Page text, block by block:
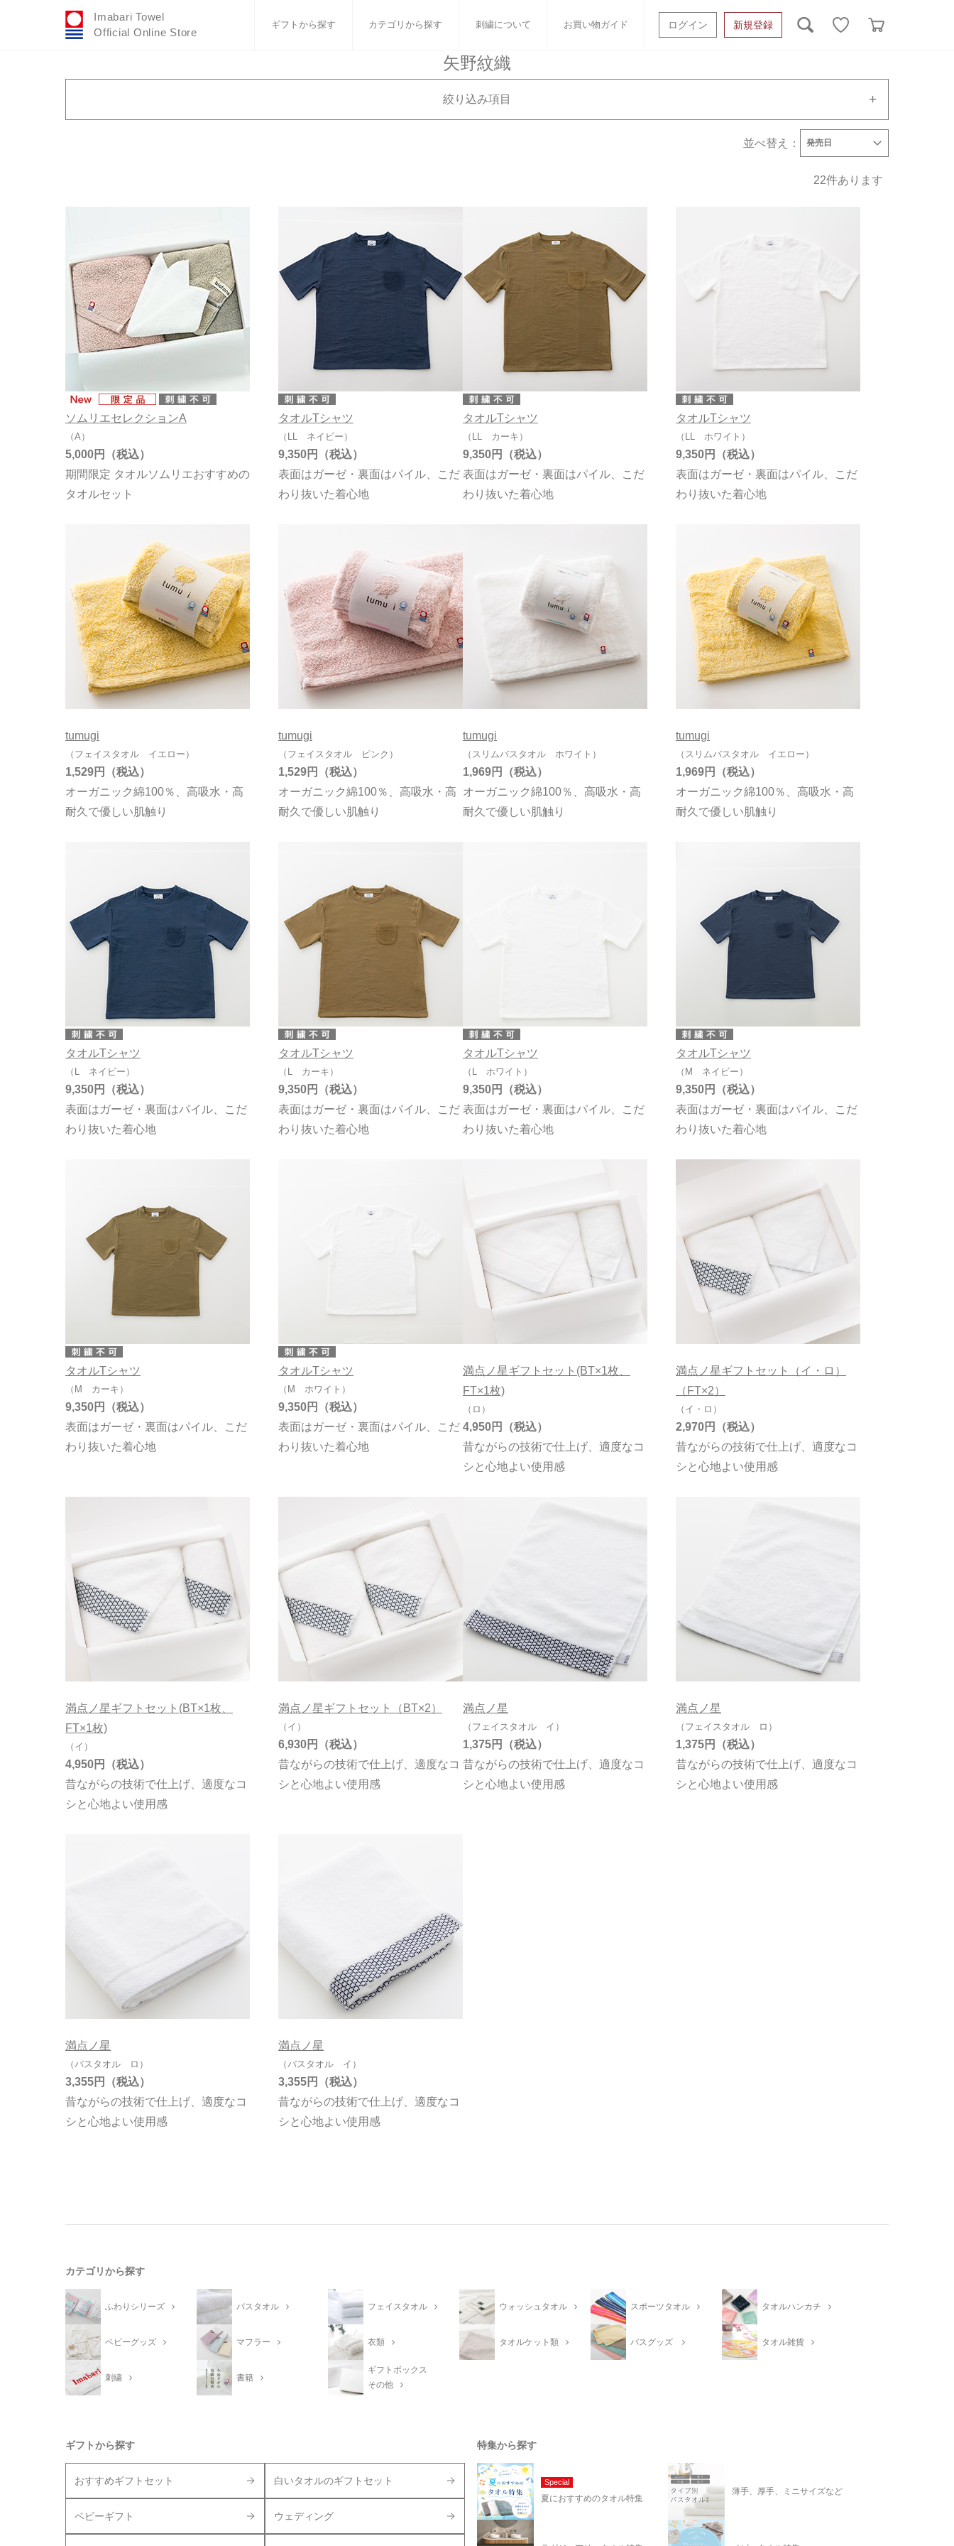
Imabari Towel
Official Online Store
ギフトから探す カテゴリから探す 刺繍について お買い物ガイド ログイン 新規登録
白いタオルのギフトセット
ウェディング 小さなお返し・お餞別 オーガニック
フェイスタオル
タオルハンカチ ベビーグッズ マフラー 衣類 タオルケット類
ギフトボックスその他
絞り込み項目
刺繍対応商品
タイプで絞り込む
パイル
ガーゼ
オーガニック
在庫有無
在庫あり
矢野紋織
並べ替え： 発売日
22件あります
ソムリエセレクションA
（A）
期間限定 タオルソムリエおすすめの
タオルセット
5,000円
タオルTシャツ
（LL ネイビー）
表面はガーゼ・裏面はパイル、こだ
わり抜いた着心地
9,350円
タオルTシャツ
（LL カーキ）
表面はガーゼ・裏面はパイル、こだ
わり抜いた着心地
9,350円
タオルTシャツ
（LL ホワイト）
表面はガーゼ・裏面はパイル、こだ
わり抜いた着心地
9,350円
tumugi
（フェイスタオル イエロー）
オーガニック綿100％、高吸水・高
耐久で優しい肌触り
1,529円
tumugi
（フェイスタオル ピンク）
オーガニック綿100％、高吸水・高
耐久で優しい肌触り
1,529円
tumugi
（スリムバスタオル ホワイト）
オーガニック綿100％、高吸水・高
耐久で優しい肌触り
1,969円
tumugi
（スリムバスタオル イエロー）
オーガニック綿100％、高吸水・高
耐久で優しい肌触り
1,969円
タオルTシャツ
（L ネイビー）
表面はガーゼ・裏面はパイル、こだ
わり抜いた着心地
9,350円
タオルTシャツ
（L カーキ）
表面はガーゼ・裏面はパイル、こだ
わり抜いた着心地
9,350円
タオルTシャツ
（L ホワイト）
表面はガーゼ・裏面はパイル、こだ
わり抜いた着心地
9,350円
タオルTシャツ
（M ネイビー）
表面はガーゼ・裏面はパイル、こだ
わり抜いた着心地
9,350円
タオルTシャツ
（M カーキ）
表面はガーゼ・裏面はパイル、こだ
わり抜いた着心地
9,350円
タオルTシャツ
（M ホワイト）
表面はガーゼ・裏面はパイル、こだ
わり抜いた着心地
9,350円
満点ノ星ギフトセット(BT×1枚、
FT×1枚)
（ロ）
昔ながらの技術で仕上げ、適度なコ
シと心地よい使用感
4,950円
満点ノ星ギフトセット（イ・ロ）
（FT×2）
（イ・ロ）
昔ながらの技術で仕上げ、適度なコ
シと心地よい使用感
2,970円
満点ノ星ギフトセット(BT×1枚、
FT×1枚)
（イ）
昔ながらの技術で仕上げ、適度なコ
シと心地よい使用感
4,950円
満点ノ星ギフトセット（BT×2）
（イ）
昔ながらの技術で仕上げ、適度なコ
シと心地よい使用感
6,930円
満点ノ星
（フェイスタオル イ）
昔ながらの技術で仕上げ、適度なコ
シと心地よい使用感
1,375円
満点ノ星
（フェイスタオル ロ）
昔ながらの技術で仕上げ、適度なコ
シと心地よい使用感
1,375円
満点ノ星
（バスタオル ロ）
昔ながらの技術で仕上げ、適度なコ
シと心地よい使用感
3,355円
満点ノ星
（バスタオル イ）
昔ながらの技術で仕上げ、適度なコ
シと心地よい使用感
3,355円
カテゴリから探す
ふわりシリーズ バスタオル フェイスタオル ウォッシュタオル スポーツタオル タオルハンカチ
ベビーグッズ マフラー 衣類 タオルケット類 バスグッズ タオル雑貨
刺繍 書籍
ギフトボックス
その他
ギフトから探す
おすすめギフトセット 白いタオルのギフトセット
ベビーギフト ウェディング
特集から探す
Special
夏におすすめのタオル特集
薄手、厚手、ミニサイズなど